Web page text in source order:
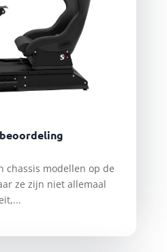
beoordeling
chassis modellen op de
ze zijn niet allemaal